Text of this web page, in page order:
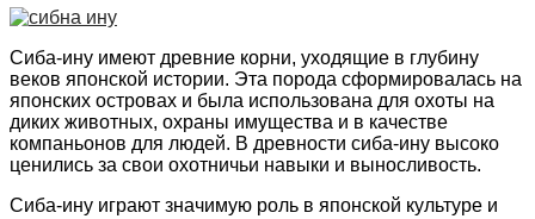
Сиба-ину имеют древние корни, уходящие в глубину
веков японской истории. Эта порода сформировалась на
японских островах и была использована для охоты на
диких животных, охраны имущества и в качестве
компаньонов для людей. В древности сиба-ину высоко
ценились за свои охотничьи навыки и выносливость.
Сиба-ину играют значимую роль в японской культуре и